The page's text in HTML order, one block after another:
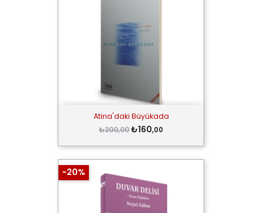
Atina'daki Büyükada
₺200,00₺160,00
-20%